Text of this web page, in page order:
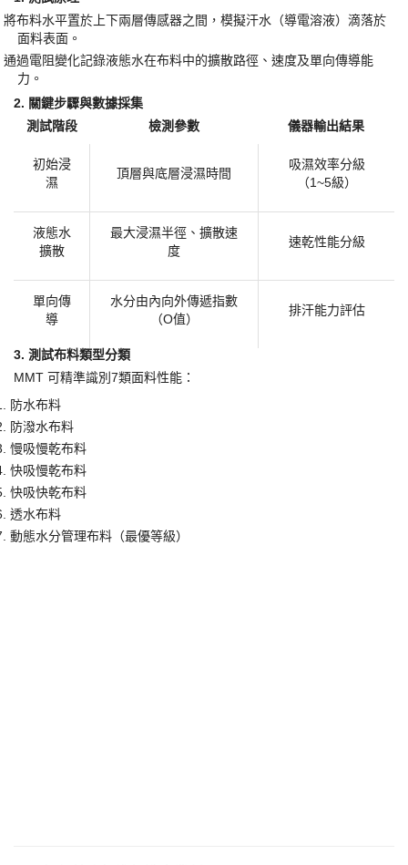
將布料水平置於上下兩層傳感器之間，模擬汗水（導電溶液）滴落於
面料表面。
通過電阻變化記錄液態水在布料中的擴散路徑、速度及單向傳導能
力。
2. ​ ​關鍵步驟與數據採集​
測試階段
檢測參數 儀器輸出結果
初始浸
濕
頂層與底層浸濕時間
吸濕效率分級
（1~5級）
液態水
擴散
最大浸濕半徑、擴散速
度
速乾性能分級
單向傳
導
水分由內向外傳遞指數
（O值）
排汗能力評估
3. 測試布料類型分類
MMT 可精準識別7類面料性能：
防水布料
防潑水布料
慢吸慢乾布料
快吸慢乾布料
快吸快乾布料
透水布料
動態水分管理布料（最優等級）